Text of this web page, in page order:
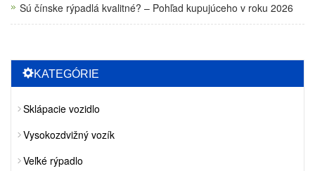
Sú čínske rýpadlá kvalitné? – Pohľad kupujúceho v roku 2026
KATEGÓRIE
Sklápacie vozidlo
Vysokozdvižný vozík
Veľké rýpadlo